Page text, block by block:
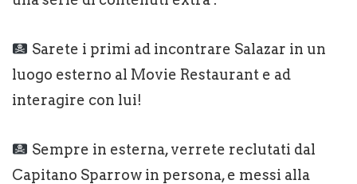
Sarete i primi ad incontrare Salazar in un
luogo esterno al Movie Restaurant e ad
interagire con lui!
Sempre in esterna, verrete reclutati dal
Capitano Sparrow in persona, e messi alla